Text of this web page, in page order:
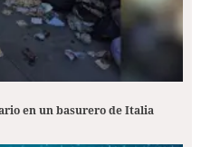
en un basurero de Italia